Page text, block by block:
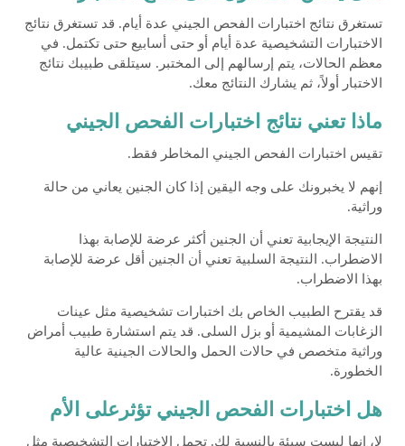
تستغرق نتائج اختبارات الفحص الجيني عدة أيام. قد تستغرق نتائج
الاختبارات التشخيصية عدة أيام أو حتى أسابيع حتى تكتمل. في
معظم الحالات، يتم إرسالهم إلى المختبر. سيتلقى طبيبك نتائج
الاختبار أولاً، ثم يشارك النتائج معك.
ماذا تعني نتائج اختبارات الفحص الجيني
تقيس اختبارات الفحص الجيني المخاطر فقط.
إنهم لا يخبرونك على وجه اليقين إذا كان الجنين يعاني من حالة
وراثية.
النتيجة الإيجابية تعني أن الجنين أكثر عرضة للإصابة بهذا
الاضطراب. النتيجة السلبية تعني أن الجنين أقل عرضة للإصابة
بهذا الاضطراب.
قد يقترح الطبيب الخاص بك اختبارات تشخيصية مثل عينات
الزغابات المشيمية أو بزل السلى. قد يتم استشارة طبيب أمراض
وراثية متخصص في حالات الحمل والحالات الجينية عالية
الخطورة.
هل اختبارات الفحص الجيني تؤثرعلى الأم
لا، انها ليست سيئة بالنسبة لك. تحمل الاختبارات التشخيصية مثل